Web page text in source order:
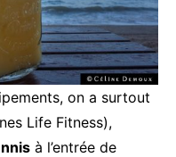
on a surtout
Life Fitness),
à l’entrée de